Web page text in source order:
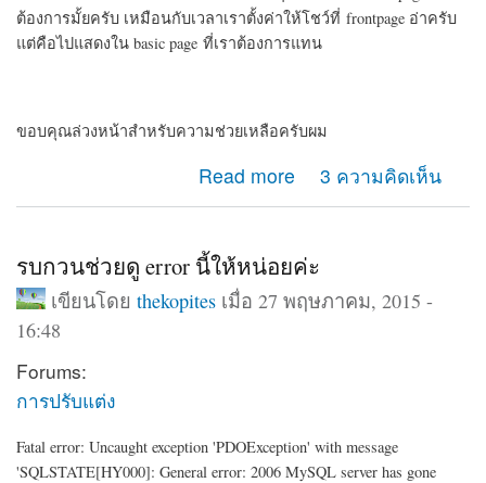
ต้องการมั้ยครับ เหมือนกับเวลาเราตั้งค่าให้โชว์ที่ frontpage อ่าครับ
แต่คือไปแสดงใน basic page ที่เราต้องการแทน
ขอบคุณล่วงหน้าสำหรับความช่วยเหลือครับผม
Read more
about Article กับ Basic Page 3 ความคิดเห็น
รบกวนช่วยดู error นี้ให้หน่อยค่ะ
เขียนโดย thekopitesเมื่อ 27 พฤษภาคม, 2015 -
16:48
Forums:
การปรับแต่ง
Fatal error: Uncaught exception 'PDOException' with message
'SQLSTATE[HY000]: General error: 2006 MySQL server has gone